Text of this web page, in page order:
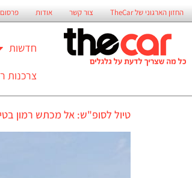
החזון הארגוני של TheCar צור קשר אודות
חדשות
צרכנות
טיול לסופ"ש: אל מכתש רמון